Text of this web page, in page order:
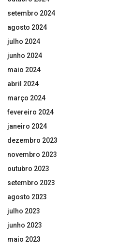
setembro 2024
agosto 2024
julho 2024
junho 2024
maio 2024
abril 2024
março 2024
fevereiro 2024
janeiro 2024
dezembro 2023
novembro 2023
outubro 2023
setembro 2023
agosto 2023
julho 2023
junho 2023
maio 2023